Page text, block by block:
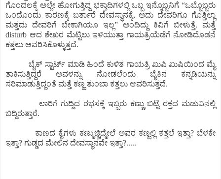
ಗೊಂದಲಕ್ಕೆ ಅಲ್ಲೇ ಹೋಗುತ್ತಿದ್ದ ಭಕ್ತಾದಿಗಳಲ್ಲಿ ಒಬ್ಬ ಇನ್ನೊಬ್ಬನಿಗೆ “ಒಬ್ಬೊಬ್ಬರು
ಒಂದೊಂದು ಕಾರಣಕ್ಕೆ ಬರ್ತಾರೆ ದೇವಸ್ಥಾನಕ್ಕೆ, ಅದು ದೇವರಿಗೂ ಗೊತ್ತಿಲ್ಲಾ
ಮತ್ತದು ದೇವರಿಗೆ ಬೇಕಾಗಿಯೂ ಇಲ್ಲ” ಅಂದಿದ್ದು ಕಿವಿಗೆ ಬೀಳುತ್ತೆ. ಮತ್ತೆ
disturb ಆದ ಶೇಖರ ಮೆಟ್ಟಿಲು ಇಳಿಯುತ್ತಾ ಗಾಯತ್ರಿಯೆಡೆಗೆ ನೋಡಿದೊಡನೆ
ಕತ್ತಲು ಆವರಿಸಿಕೊಳ್ಳುತ್ತದೆ.
ಬೈಕ್ ಸ್ಟಾರ್ಟ್ ಮಾಡಿ ಹಿಂದೆ ಕುಳಿತ ಗಾಯತ್ರಿ ಖುಷಿ ಖುಷಿಯಿಂದ ಮೈ
ತಾಕಿಸುತ್ತಿದ್ದರೆ ಅವಳನ್ನು ನೋಡಲೆಂದು ಬೈಕಿನ ಕನ್ನಡಿಯನ್ನು
ಸರಿಮಾಡುತ್ತಿದ್ದಂತೆ ಮತ್ತೆ ಕಣ್ಣ ತುಂಬಾ ಕತ್ತಲು ಆವರಿಸುತ್ತದೆ.
ಲಾರಿಗೆ ಗುದ್ದಿದ ರಭಸಕ್ಕೆ ಇಬ್ಬರು ಕಣ್ಣು ಬಿಟ್ಟೆ ರಕ್ತದ ಮಡುವಿನಲ್ಲಿ
ಬಿದ್ದಿರುತ್ತಾರೆ.
ಕಾಣದ ಕೈಗಳು ಕಣ್ಮುಚ್ಚಿದ್ಮೇಲೆ ಅವರ ಕಣ್ಣಲ್ಲಿ ಕತ್ತಲೆ ಇತ್ತಾ? ಬೆಳಕೇ
ಇತ್ತಾ? ಗುಡ್ಡದ ಮೇಲಿನ ದೇವಸ್ಥಾನವೇ ಇತ್ತಾ?.....